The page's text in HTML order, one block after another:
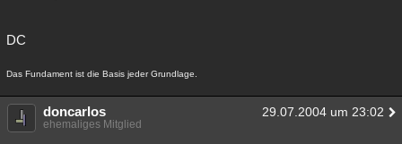
DC
Das Fundament ist die Basis jeder Grundlage.
doncarlos 29.07.2004 um 23:02
ehemaliges Mitglied